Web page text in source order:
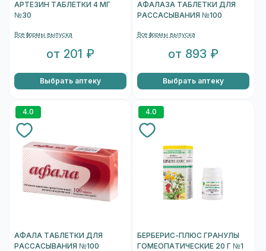
АРТЕЗИН ТАБЛЕТКИ 4 МГ
№30
Все формы выпуска
от 201 ₽
Выбрать аптеку
АФАЛАЗА ТАБЛЕТКИ ДЛЯ
РАССАСЫВАНИЯ №100
Все формы выпуска
от 893 ₽
Выбрать аптеку
4.0
АФАЛА ТАБЛЕТКИ ДЛЯ
РАССАСЫВАНИЯ №100
4.0
БЕРБЕРИС-ПЛЮС ГРАНУЛЫ
ГОМЕОПАТИЧЕСКИЕ 20 Г №1